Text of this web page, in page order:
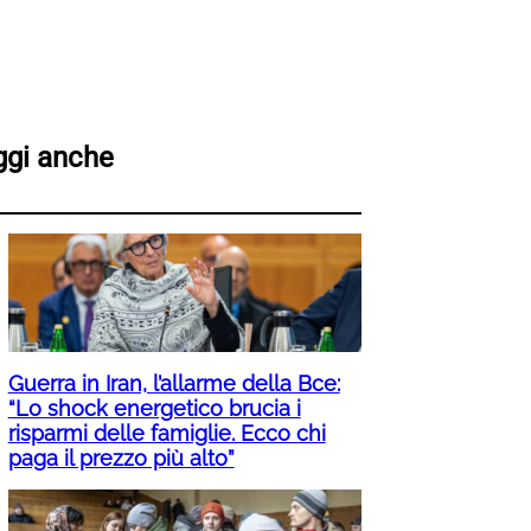
anche
Guerra in Iran, l’allarme della Bce:
“Lo shock energetico brucia i
risparmi delle famiglie. Ecco chi
paga il prezzo più alto”